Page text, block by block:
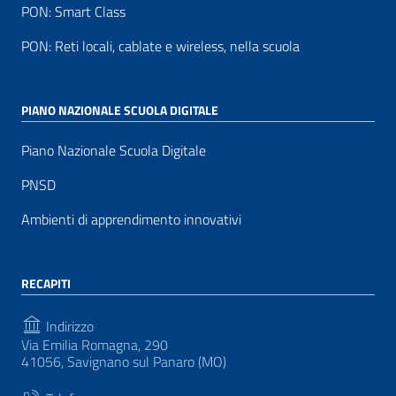
PON: Smart Class
PON: Reti locali, cablate e wireless, nella scuola
PIANO NAZIONALE SCUOLA DIGITALE
Piano Nazionale Scuola Digitale
PNSD
Ambienti di apprendimento innovativi
RECAPITI
Indirizzo
Via Emilia Romagna, 290
41056, Savignano sul Panaro (MO)